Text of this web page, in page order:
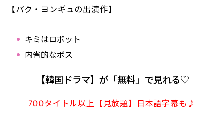
【パク・ヨンギュの出演作】
キミはロボット
内省的なボス
【韓国ドラマ】が「無料」で見れる♡
700タイトル以上【見放題】日本語字幕も♪